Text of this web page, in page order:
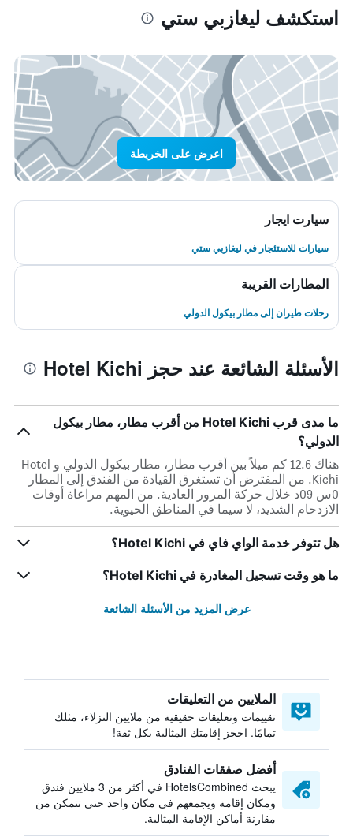
استكشف ليغازبي ستي
اعرض على الخريطة
سيارت ايجار
سيارات للاستئجار في ليغازبي ستي
المطارات القريبة
رحلات طيران إلى مطار بيكول الدولي
الأسئلة الشائعة عند حجز Hotel Kichi
ما مدى قرب Hotel Kichi من أقرب مطار، مطار بيكول
الدولي؟
هناك 12.6 كم ميلاً بين أقرب مطار، مطار بيكول الدولي و Hotel
Kichi. من المفترض أن تستغرق القيادة من الفندق إلى المطار
0س 09د خلال حركة المرور العادية. من المهم مراعاة أوقات
الازدحام الشديد، لا سيما في المناطق الحيوية.
هل تتوفر خدمة الواي فاي في Hotel Kichi؟
ما هو وقت تسجيل المغادرة في Hotel Kichi؟
عرض المزيد من الأسئلة الشائعة
الملايين من التعليقات
تقييمات وتعليقات حقيقية من ملايين النزلاء، مثلك
تمامًا. احجز إقامتك المثالية بكل ثقة!
أفضل صفقات الفنادق
يبحث HotelsCombined في أكثر من 3 ملايين فندق
ومكان إقامة ويجمعهم في مكان واحد حتى تتمكن من
مقارنة أماكن الإقامة المثالية.